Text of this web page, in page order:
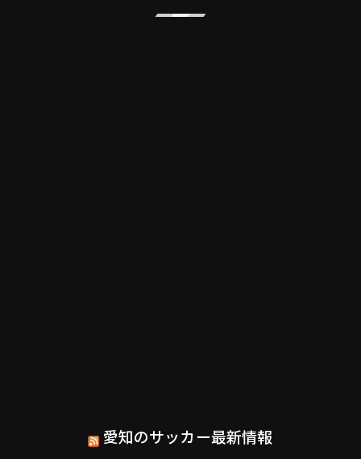
愛知のサッカー最新情報